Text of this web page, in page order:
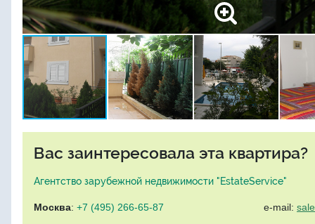
Вас заинтересовала эта квартира?
Агентство зарубежной недвижимости "EstateService"
Москва: +7 (495) 266-65-87 e-mail: